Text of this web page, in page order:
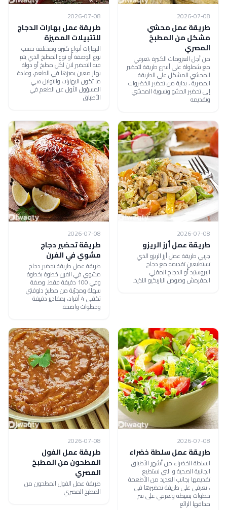
2026-07-08
طريقة عمل محشي
مشكل من المطبخ
المصري
من أجل العزومات الكبيرة ،تعرفي
مع شملولة على أسرع طريقة لتحضير
المحشي المشكل على الطريقة
المصرية ، بداية من تحضير الخضروات
إلى تحضير الحشو وتسوية المحشي
وتقديمه
2026-07-08
طريقة عمل بهارات الدجاج
للتتبيلات المميزة
البهارات أنواع كثيرة ومختلفة حسب
نوع الوصفة أو نوع المطبخ الذي يتم
فيه التحضير لان لكل مطبخ أو دولة
بهار معين يميزها في الطعم، وعادة
ما تكون البهارات والتوابل هي
المسؤول الأول عن الطعم في
الأطباق
2026-07-08
طريقة عمل أرز الريزو
جربي طريقة عمل أرز الريزو الذي
تستطيعين تقديمه مع دجاج
البروستيد أو الدجاج المقلي
المقرمش وصوص الباربكيو اللذيذ.
2026-07-08
طريقة تحضير دجاج
مشوي في الفرن
طريقة عمل طريقة تحضير دجاج
مشوي في الفرن خطوة بخطوة
وفي 100 دقيقة فقط. وصفة
سهلة ومجرّبة من مطبخ دلوقتي
تكفي 4 أفراد، بمقادير دقيقة
وخطوات واضحة.
2026-07-08
طريقة عمل سلطة خضراء
السلطة الخضراء من أشهر الأطباق
الجانبية الصحية و التي نستطيع
تقديمها بجانب العديد من الأطعمة
، تعرفي على طريقة تحضيرها في
خطوات بسيطة وتعرفي على سر
مذاقها الرائع
2026-07-08
طريقة عمل الفول
المطحون من المطبخ
المصري
طريقة عمل الفول المطحون من
المطبخ المصري